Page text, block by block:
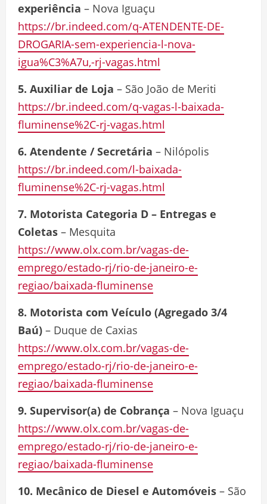
experiência – Nova Iguaçu
https://br.indeed.com/q-ATENDENTE-DE-
DROGARIA-sem-experiencia-l-nova-
igua%C3%A7u,-rj-vagas.html
5. Auxiliar de Loja – São João de Meriti
https://br.indeed.com/q-vagas-l-baixada-
fluminense%2C-rj-vagas.html
6. Atendente / Secretária – Nilópolis
https://br.indeed.com/l-baixada-
fluminense%2C-rj-vagas.html
7. Motorista Categoria D – Entregas e
Coletas – Mesquita
https://www.olx.com.br/vagas-de-
emprego/estado-rj/rio-de-janeiro-e-
regiao/baixada-fluminense
8. Motorista com Veículo (Agregado 3/4
Baú) – Duque de Caxias
https://www.olx.com.br/vagas-de-
emprego/estado-rj/rio-de-janeiro-e-
regiao/baixada-fluminense
9. Supervisor(a) de Cobrança – Nova Iguaçu
https://www.olx.com.br/vagas-de-
emprego/estado-rj/rio-de-janeiro-e-
regiao/baixada-fluminense
10. Mecânico de Diesel e Automóveis – São